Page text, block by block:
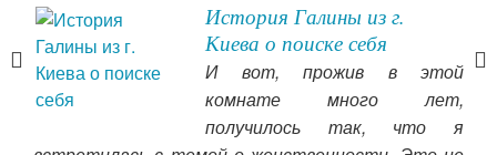
История Галины из г.
Киева о поиске себя
И вот, прожив в этой
комнате много лет,
получилось так, что я